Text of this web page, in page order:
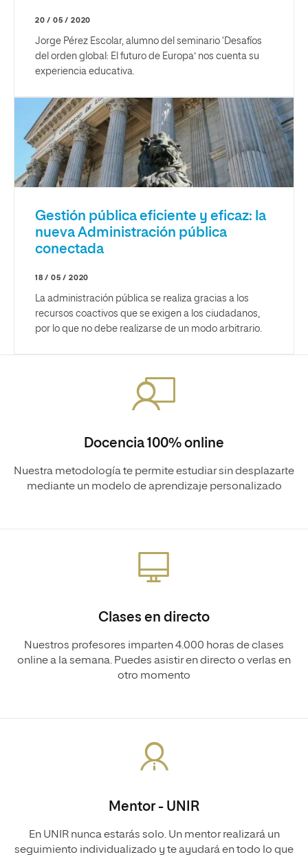
20 / 05 / 2020
Jorge Pérez Escolar, alumno del seminario ‘Desafíos
del orden global: El futuro de Europa’ nos cuenta su
experiencia educativa.
Gestión pública eficiente y eficaz: la
nueva Administración pública
conectada
18 / 05 / 2020
La administración pública se realiza gracias a los
recursos coactivos que se exigen a los ciudadanos,
por lo que no debe realizarse de un modo arbitrario.
Docencia 100% online
Nuestra metodología te permite estudiar sin desplazarte
mediante un modelo de aprendizaje personalizado
Clases en directo
Nuestros profesores imparten 4.000 horas de clases
online a la semana. Puedes asistir en directo o verlas en
otro momento
Mentor - UNIR
En UNIR nunca estarás solo. Un mentor realizará un
seguimiento individualizado y te ayudará en todo lo que